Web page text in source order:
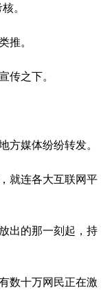
。
推。
传之下。
方媒体纷纷转发。
就连各大互联网平
出的那一刻起，持
数十万网民正在激